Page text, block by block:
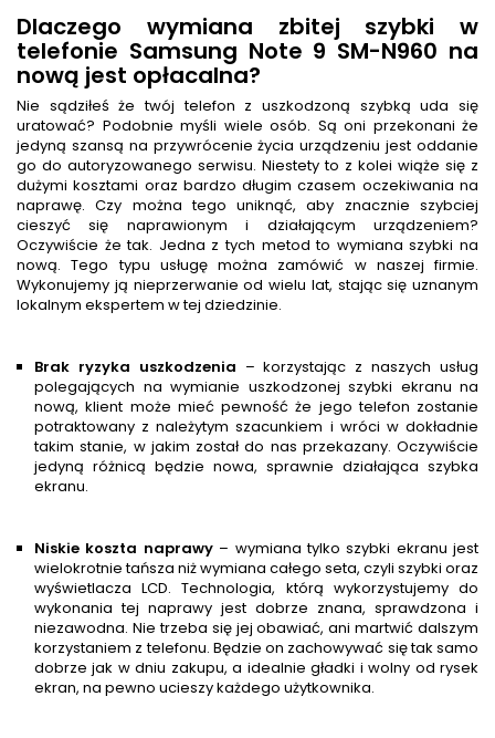
Dlaczego wymiana zbitej szybki w
telefonie Samsung Note 9 SM-N960 na
nową jest opłacalna?
Nie sądziłeś że twój telefon z uszkodzoną szybką uda się
uratować? Podobnie myśli wiele osób. Są oni przekonani że
jedyną szansą na przywrócenie życia urządzeniu jest oddanie
go do autoryzowanego serwisu. Niestety to z kolei wiąże się z
dużymi kosztami oraz bardzo długim czasem oczekiwania na
naprawę. Czy można tego uniknąć, aby znacznie szybciej
cieszyć się naprawionym i działającym urządzeniem?
Oczywiście że tak. Jedna z tych metod to wymiana szybki na
nową. Tego typu usługę można zamówić w naszej firmie.
Wykonujemy ją nieprzerwanie od wielu lat, stając się uznanym
lokalnym ekspertem w tej dziedzinie.
Brak ryzyka uszkodzenia – korzystając z naszych usług
polegających na wymianie uszkodzonej szybki ekranu na
nową, klient może mieć pewność że jego telefon zostanie
potraktowany z należytym szacunkiem i wróci w dokładnie
takim stanie, w jakim został do nas przekazany. Oczywiście
jedyną różnicą będzie nowa, sprawnie działająca szybka
ekranu.
Niskie koszta naprawy– wymiana tylko szybki ekranu jest
wielokrotnie tańsza niż wymiana całego seta, czyli szybki oraz
wyświetlacza LCD. Technologia, którą wykorzystujemy do
wykonania tej naprawy jest dobrze znana, sprawdzona i
niezawodna. Nie trzeba się jej obawiać, ani martwić dalszym
korzystaniem z telefonu. Będzie on zachowywać się tak samo
dobrze jak w dniu zakupu, a idealnie gładki i wolny od rysek
ekran, na pewno ucieszy każdego użytkownika.